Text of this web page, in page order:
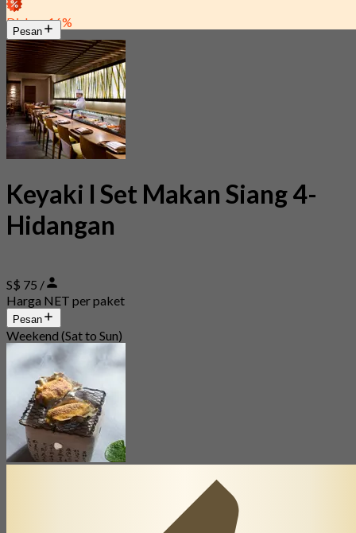
Diskon 16%
Pesan
Keyaki l Set Makan Siang 4-
Hidangan
S$ 75 /
Harga NET per paket
Pesan
Weekend (Sat to Sun)